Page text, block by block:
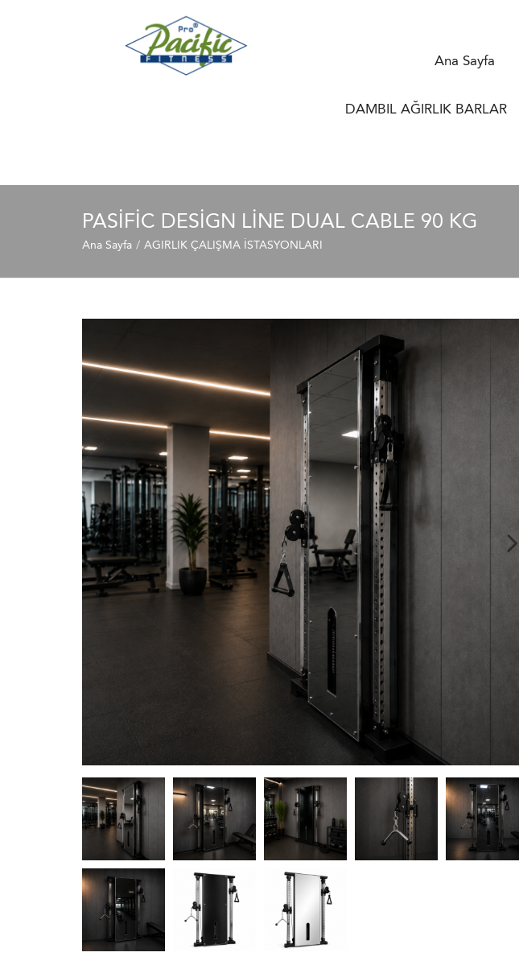
Ana Sayfa
DAMBIL AĞIRLIK BARLAR
PASİFİC DESIGN LINE DUAL CABLE 90 KG
Ana Sayfa AGIRLIK ÇALIŞMA İSTASYONLARI